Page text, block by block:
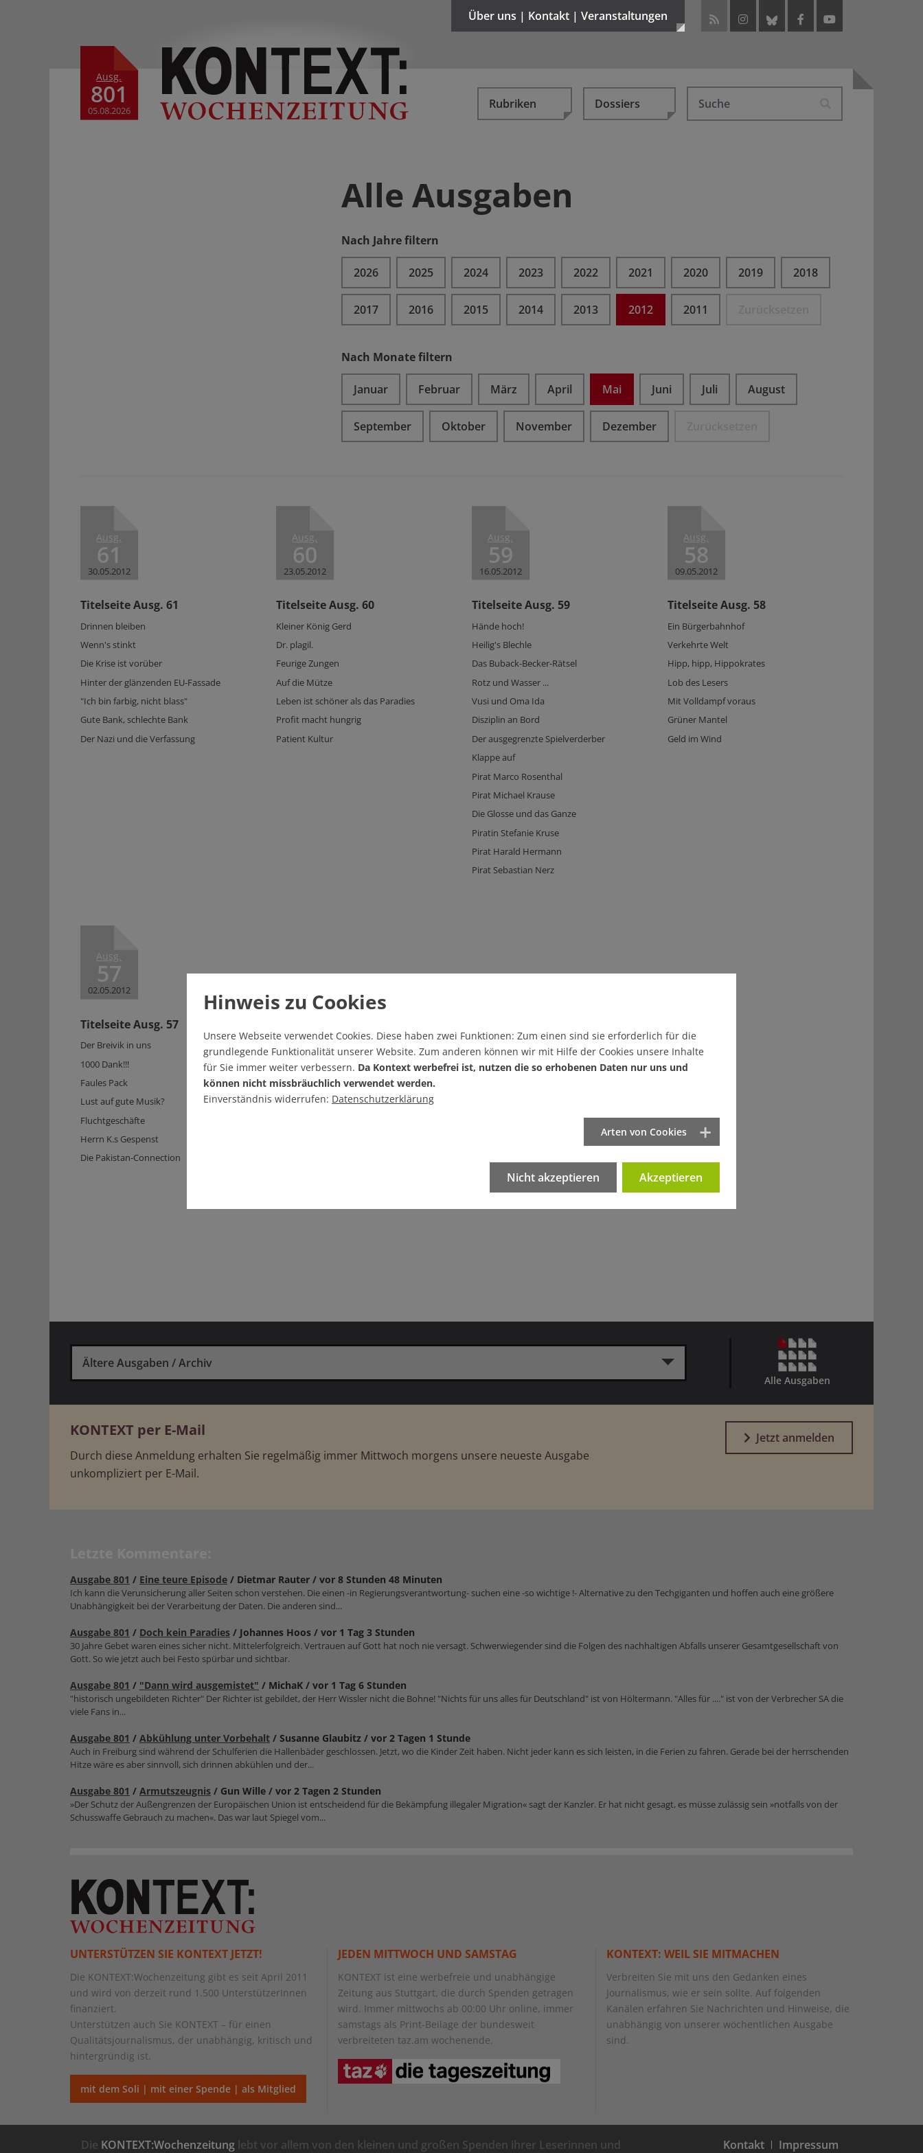
Ausg.
801
05.08.2026
Über uns | Kontakt | Veranstaltungen
Rubriken Dossiers
Alle Ausgaben
Nach Jahre filtern
2026 2025 2024 2023 2022 2021 2020 2019 2018
2017 2016 2015 2014 2013 2012 2011
Nach Monate filtern
Januar Februar März April Mai Juni Juli August
September Oktober November Dezember
Ausg.
61
30.05.2012
Titelseite Ausg. 61
Drinnen bleiben
Wenn's stinkt
Die Krise ist vorüber
Hinter der glänzenden EU-Fassade
"Ich bin farbig, nicht blass"
Gute Bank, schlechte Bank
Der Nazi und die Verfassung
Ausg.
60
23.05.2012
Titelseite Ausg. 60
Kleiner König Gerd
Dr. plagil.
Feurige Zungen
Auf die Mütze
Leben ist schöner als das Paradies
Profit macht hungrig
Patient Kultur
Ausg.
59
16.05.2012
Titelseite Ausg. 59
Hände hoch!
Heilig's Blechle
Das Buback-Becker-Rätsel
Rotz und Wasser ...
Vusi und Oma Ida
Disziplin an Bord
Der ausgegrenzte Spielverderber
Klappe auf
Pirat Marco Rosenthal
Pirat Michael Krause
Die Glosse und das Ganze
Piratin Stefanie Kruse
Pirat Harald Hermann
Pirat Sebastian Nerz
Ausg.
58
09.05.2012
Titelseite Ausg. 58
Ein Bürgerbahnhof
Verkehrte Welt
Hipp, hipp, Hippokrates
Lob des Lesers
Mit Volldampf voraus
Grüner Mantel
Geld im Wind
Ausg.
57
02.05.2012
Titelseite Ausg. 57
Der Breivik in uns
1000 Dank!!!
Faules Pack
Lust auf gute Musik?
Fluchtgeschäfte
Herrn K.s Gespenst
Die Pakistan-Connection
Ältere Ausgaben / Archiv
Alle Ausgaben
KONTEXT per E-Mail
Durch diese Anmeldung erhalten Sie regelmäßig immer Mittwoch morgens unsere neueste Ausgabe
unkompliziert per E-Mail.
Jetzt anmelden
Ausgabe 801 / Eine teure Episode / Dietmar Rauter / vor 8 Stunden 48 Minuten
Ich kann die Verunsicherung aller Seiten schon verstehen. Die einen -in Regierungsverantwortung- suchen eine -so wichtige !- Alternative zu den Techgiganten und hoffen auch eine größere
Unabhängigkeit bei der Verarbeitung der Daten. Die anderen sind...
Ausgabe 801 / Doch kein Paradies / Johannes Hoos / vor 1 Tag 3 Stunden
30 Jahre Gebet waren eines sicher nicht. Mittelerfolgreich. Vertrauen auf Gott hat noch nie versagt. Schwerwiegender sind die Folgen des nachhaltigen Abfalls unserer Gesamtgesellschaft von
Gott. So wie jetzt auch bei Festo spürbar und sichtbar.
Ausgabe 801 / "Dann wird ausgemistet" / MichaK / vor 1 Tag 6 Stunden
"historisch ungebildeten Richter" Der Richter ist gebildet, der Herr Wissler nicht die Bohne! "Nichts für uns alles für Deutschland" ist von Höltermann. "Alles für ...." ist von der Verbrecher SA die
viele Fans in...
Ausgabe 801 / Abkühlung unter Vorbehalt / Susanne Glaubitz / vor 2 Tagen 1 Stunde
Auch in Freiburg sind während der Schulferien die Hallenbäder geschlossen. Jetzt, wo die Kinder Zeit haben. Nicht jeder kann es sich leisten, in die Ferien zu fahren. Gerade bei der herrschenden
Hitze wäre es aber sinnvoll, sich drinnen abkühlen und der...
Ausgabe 801 / Armutszeugnis / Gun Wille / vor 2 Tagen 2 Stunden
»Der Schutz der Außengrenzen der Europäischen Union ist entscheidend für die Bekämpfung illegaler Migration« sagt der Kanzler. Er hat nicht gesagt, es müsse zulässig sein »notfalls von der
Schusswaffe Gebrauch zu machen«. Das war laut Spiegel vom...
UNTERSTÜTZEN SIE KONTEXT JETZT!
Die KONTEXT:Wochenzeitung gibt es seit April 2011
und wird von derzeit rund 1.500 UnterstützerInnen
finanziert.
Unterstützen auch Sie KONTEXT – für einen
Qualitätsjournalismus, der unabhängig, kritisch und
hintergründig ist.
mit dem Soli | mit einer Spende | als Mitglied
JEDEN MITTWOCH UND SAMSTAG
KONTEXT ist eine werbefreie und unabhängige
Zeitung aus Stuttgart, die durch Spenden getragen
wird. Immer mittwochs ab 00:00 Uhr online, immer
samstags als Print-Beilage der bundesweit
verbreiteten taz.am wochenende.
KONTEXT: WEIL SIE MITMACHEN
Verbreiten Sie mit uns den Gedanken eines
Journalismus, wie er sein sollte. Auf folgenden
Kanälen erfahren Sie Nachrichten und Hinweise, die
unabhängig von unserer wöchentlichen Ausgabe
sind.
Die KONTEXT:Wochenzeitung lebt vor allem von den kleinen und großen Spenden ihrer Leserinnen und Kontakt Impressum
Hinweis zu Cookies
Unsere Webseite verwendet Cookies. Diese haben zwei Funktionen: Zum einen sind sie erforderlich für die
grundlegende Funktionalität unserer Website. Zum anderen können wir mit Hilfe der Cookies unsere Inhalte
für Sie immer weiter verbessern. Da Kontext werbefrei ist, nutzen die so erhobenen Daten nur uns und
können nicht missbräuchlich verwendet werden.
Einverständnis widerrufen: Datenschutzerklärung
Arten von Cookies
Nicht akzeptieren Akzeptieren